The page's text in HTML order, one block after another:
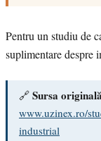
Pentru un studiu de
suplimentare despre
🔗 Sursa
www.uzinex.ro/
industrial